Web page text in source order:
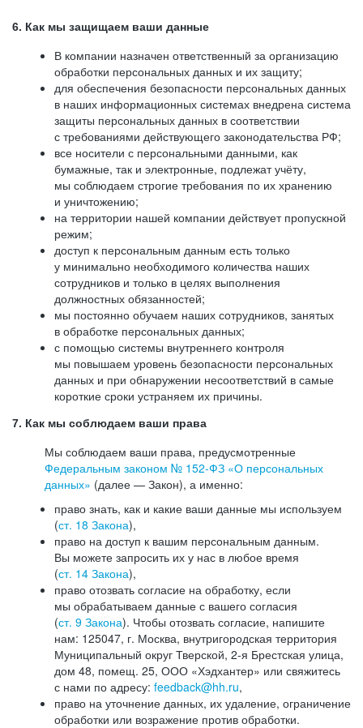
6. Как мы защищаем ваши данные
В компании назначен ответственный за организацию
обработки персональных данных и их защиту;
для обеспечения безопасности персональных данных
в наших информационных системах внедрена система
защиты персональных данных в соответствии
с требованиями действующего законодательства РФ;
все носители с персональными данными, как
бумажные, так и электронные, подлежат учёту,
мы соблюдаем строгие требования по их хранению
и уничтожению;
на территории нашей компании действует пропускной
режим;
доступ к персональным данным есть только
у минимально необходимого количества наших
сотрудников и только в целях выполнения
должностных обязанностей;
мы постоянно обучаем наших сотрудников, занятых
в обработке персональных данных;
с помощью системы внутреннего контроля
мы повышаем уровень безопасности персональных
данных и при обнаружении несоответствий в самые
короткие сроки устраняем их причины.
7. Как мы соблюдаем ваши права
Мы соблюдаем ваши права, предусмотренные
Федеральным законом № 152-ФЗ «О персональных
данных» (далее — Закон), а именно:
право знать, как и какие ваши данные мы используем
(ст. 18 Закона),
право на доступ к вашим персональным данным.
Вы можете запросить их у нас в любое время
(ст. 14 Закона),
право отозвать согласие на обработку, если
мы обрабатываем данные с вашего согласия
(ст. 9 Закона). Чтобы отозвать согласие, напишите
нам: 125047, г. Москва, внутригородская территория
Муниципальный округ Тверской, 2-я Брестская улица,
дом 48, помещ. 25, ООО «Хэдхантер» или свяжитесь
с нами по адресу: feedback@hh.ru,
право на уточнение данных, их удаление, ограничение
обработки или возражение против обработки.